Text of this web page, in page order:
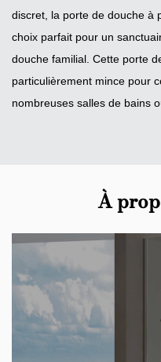
discret, la porte de douche à
choix parfait pour un
douche familial. Cette porte
particulièrement mince pour
nombreuses salles de bains
À